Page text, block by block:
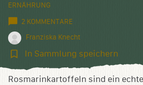
ERNÄHRUNG
2 KOMMENTARE
Franziska Knecht
In
speichern
In Sammlung speichern
Rosmarinkartoffeln sind ein